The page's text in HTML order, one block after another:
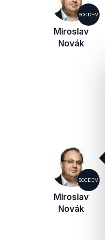
SOCDEM
Miroslav
Novák
SOCDEM
Miroslav
Novák